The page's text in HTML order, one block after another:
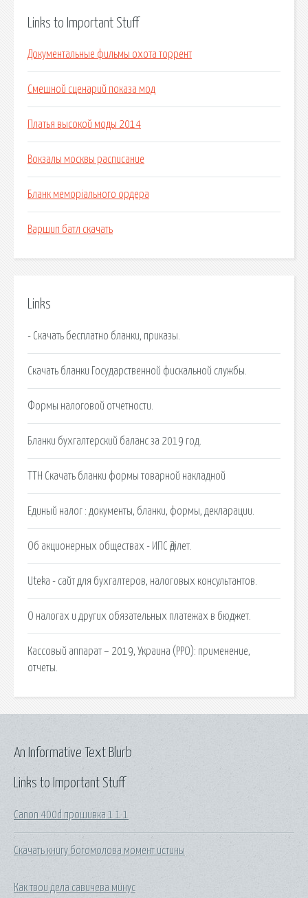
Links to Important Stuff
Документальные фильмы охота торрент
Смешной сценарий показа мод
Платья высокой моды 2014
Вокзалы москвы расписание
Бланк меморіального ордера
Варшип батл скачать
Links
- Скачать бесплатно бланки, приказы.
Скачать бланки Государственной фискальной службы.
Формы налоговой отчетности.
Бланки бухгалтерский баланс за 2019 год.
ТТН Скачать бланки формы товарной накладной
Единый налог : документы, бланки, формы, декларации.
Об акционерных обществах - ИПС Әділет.
Uteka - сайт для бухгалтеров, налоговых консультантов.
О налогах и других обязательных платежах в бюджет.
Кассовый аппарат – 2019, Украина (РРО): применение,
отчеты.
Links to Important Stuff
Canon 400d прошивка 1 1 1
Скачать книгу богомолова момент истины
Как твои дела савичева минус
An Informative Text Blurb